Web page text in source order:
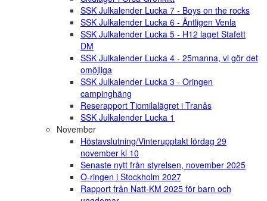
SSK Julkalender Lucka 7 - Boys on the rocks
SSK Julkalender Lucka 6 - Äntligen Venla
SSK Julkalender Lucka 5 - H12 laget Stafett
DM
SSK Julkalender Lucka 4 - 25manna, vi gör det
omöjliga
SSK Julkalender Lucka 3 - Oringen
campinghäng
Reserapport Tiomilalägret i Tranås
SSK Julkalender Lucka 1
November
Höstavslutning/Vinterupptakt lördag 29
november kl 10
Senaste nytt från styrelsen, november 2025
O-ringen i Stockholm 2027
Rapport från Natt-KM 2025 för barn och